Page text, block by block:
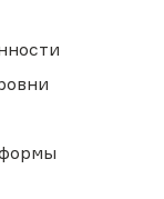
формы